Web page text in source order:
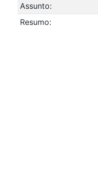
Assunto:
Resumo: